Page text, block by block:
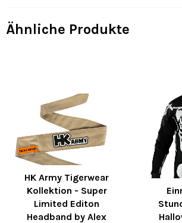
Ähnliche Produkte
HK Army Tigerwear
Kollektion - Super
Limited Editon
Headband by Alex